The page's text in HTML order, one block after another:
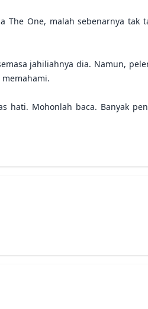
The One, malah sebenarnya tak
jahiliahnya dia. Namun,
hati. Mohonlah baca. Banyak